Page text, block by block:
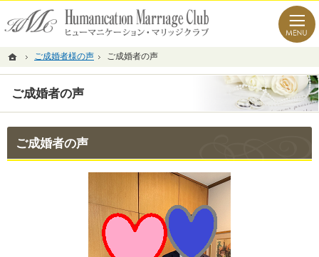
ホーム
ご成婚者様の声 ご成婚者の声
ご成婚者の声
経験豊富なコンサルタント。目黒・渋谷の結婚相談所なら当相談所へ。
目黒・渋谷の結婚相談所なら新しい出会いの場を開くヒューマニケーション・マリッジク
ご成婚者の声